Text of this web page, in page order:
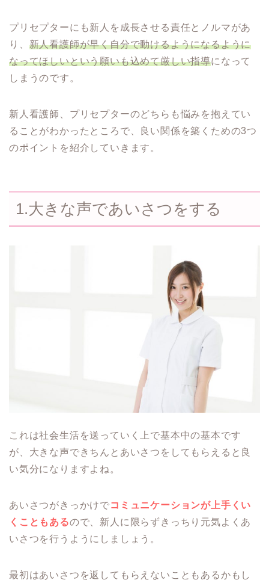
プリセプターにも新人を成長させる責任とノルマがあ
り、 新人看護師が早く自分で動けるようになるように
なってほしいという願いも込めて厳しい指導になって
しまうのです。
新人看護師、プリセプターのどちらも悩みを抱えてい
ることがわかったところで、良い関係を築くための3つ
のポイントを紹介していきます。
1.大きな声であいさつをする
これは社会生活を送っていく上で基本中の基本です
が、大きな声できちんとあいさつをしてもらえると良
い気分になりますよね。
あいさつがきっかけでコミュニケーションが上手くい
くこともあるので、新人に限らずきっちり元気よくあ
いさつを行うようにしましょう。
最初はあいさつを返してもらえないこともあるかもし